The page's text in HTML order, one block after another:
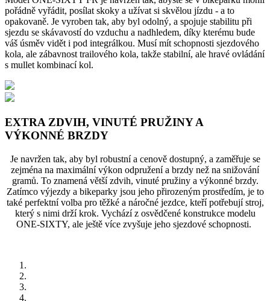
pořádně vyřádit, posílat skoky a užívat si skvělou jízdu - a to
opakovaně. Je vyroben tak, aby byl odolný, a spojuje stabilitu při
sjezdu se skávavostí do vzduchu a nadhledem, díky kterému bude
váš úsměv vidět i pod integrálkou. Musí mít schopnosti sjezdového
kola, ale zábavnost trailového kola, takže stabilní, ale hravé ovládání
s mullet kombinací kol.
EXTRA ZDVIH, VINUTÉ PRUŽINY A
VÝKONNÉ BRZDY
Je navržen tak, aby byl robustní a cenově dostupný, a zaměřuje se
zejména na maximální výkon odpružení a brzdy než na snižování
gramů. To znamená větší zdvih, vinuté pružiny a výkonné brzdy.
Zatímco výjezdy a bikeparky jsou jeho přirozeným prostředím, je to
také perfektní volba pro těžké a náročné jezdce, kteří potřebují stroj,
který s nimi drží krok. Vychází z osvědčené konstrukce modelu
ONE-SIXTY, ale ještě více zvyšuje jeho sjezdové schopnosti.